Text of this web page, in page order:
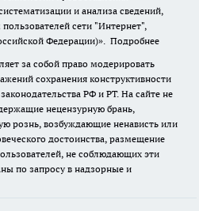
и анализа сведений,
сети "Интернет",
Федерации)». Подробнее
за собой право модерировать
сохранения конструктивности
РФ и РТ. На сайте не
нецензурную брань,
рознь, возбуждающие ненависть или
достоинства, размещение
не соблюдающих эти
по запросу в надзорные и